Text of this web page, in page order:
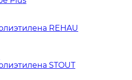
REHAU
STOUT